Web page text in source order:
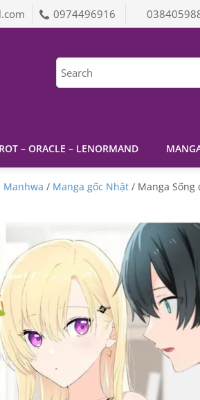
0974496916
– ORACLE – LENORMAND
Manhwa / Manga gốc Nhật / Manga Sống